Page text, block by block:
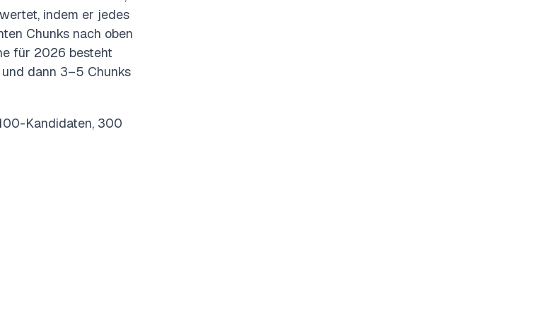
indem er jedes
Chunks nach oben
für 2026 besteht
dann 3–5 Chunks
Kandidaten, 300